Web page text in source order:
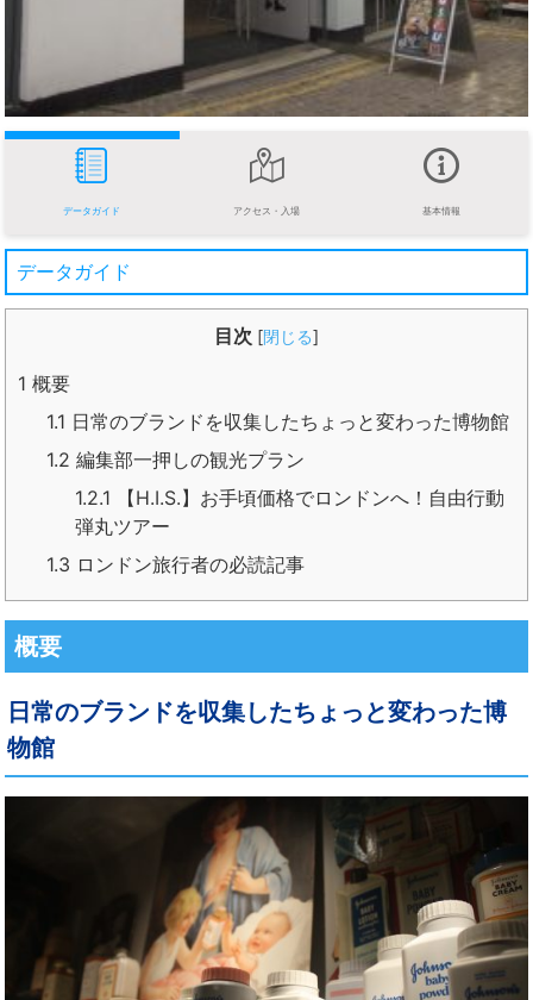
データガイド アクセス・入場 基本情報
データガイド
目次 [閉じる]
1 概要
1.1 日常のブランドを収集したちょっと変わった博物館
1.2 編集部一押しの観光プラン
1.2.1 【H.I.S.】お手頃価格でロンドンへ！自由行動
弾丸ツアー
1.3 ロンドン旅行者の必読記事
概要
日常のブランドを収集したちょっと変わった博
物館